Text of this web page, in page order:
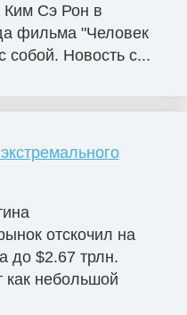
Ким Сэ Рон в
фильма "Человек
собой. Новость с...
отскочил на
до $2.67 трлн.
как небольшой